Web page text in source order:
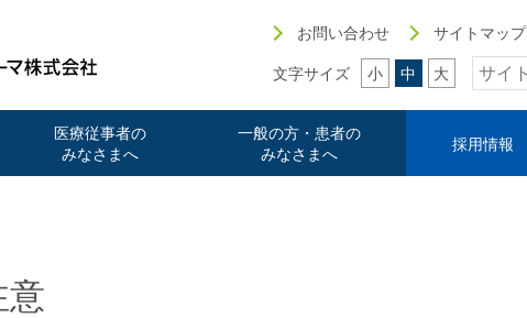
お問い合わせ サイトマップ
文字サイズ 小 中 大
医療従事者の
みなさまへ
一般の方・患者の
みなさまへ
採用情報
意